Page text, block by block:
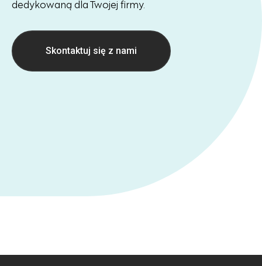
dedykowaną dla Twojej firmy.
Skontaktuj się z nami